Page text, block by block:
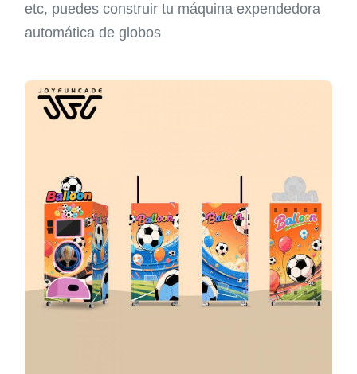
etc, puedes construir tu máquina expendedora
automática de globos